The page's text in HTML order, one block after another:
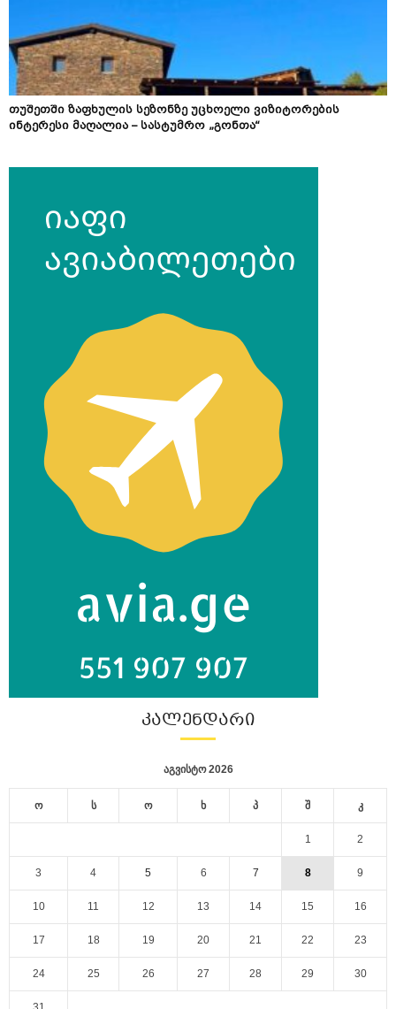
თუშეთში ზაფხულის სეზონზე უცხოელი ვიზიტორების
ინტერესი მაღალია – სასტუმრო „გონთა“
ᲙᲐᲚᲔᲜᲓᲐᲠᲘ
აგვისტო 2026
ო ს ო ხ პ შ კ
1 2
3 4 5 6 7 8 9
10 11 12 13 14 15 16
17 18 19 20 21 22 23
24 25 26 27 28 29 30